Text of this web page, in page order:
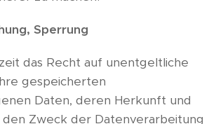
Sperrung
das Recht auf unentgeltliche
gespeicherten
Daten, deren Herkunft und
Zweck der Datenverarbeitung